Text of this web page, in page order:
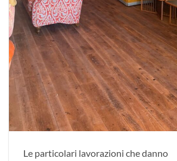
Le particolari lavorazioni che danno